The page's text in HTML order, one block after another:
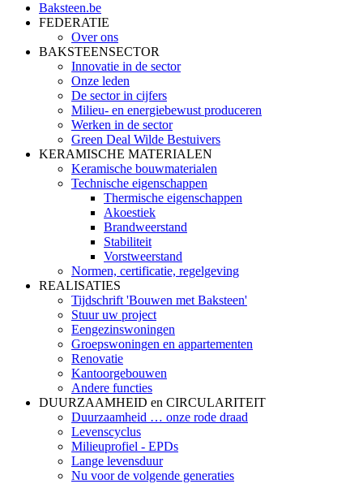
Baksteen.be
FEDERATIE
Over ons
BAKSTEENSECTOR
Innovatie in de sector
Onze leden
De sector in cijfers
Milieu- en energiebewust produceren
Werken in de sector
Green Deal Wilde Bestuivers
KERAMISCHE MATERIALEN
Keramische bouwmaterialen
Technische eigenschappen
Thermische eigenschappen
Akoestiek
Brandweerstand
Stabiliteit
Vorstweerstand
Normen, certificatie, regelgeving
REALISATIES
Tijdschrift 'Bouwen met Baksteen'
Stuur uw project
Eengezinswoningen
Groepswoningen en appartementen
Renovatie
Kantoorgebouwen
Andere functies
DUURZAAMHEID en CIRCULARITEIT
Duurzaamheid … onze rode draad
Levenscyclus
Milieuprofiel - EPDs
Lange levensduur
Nu voor de volgende generaties